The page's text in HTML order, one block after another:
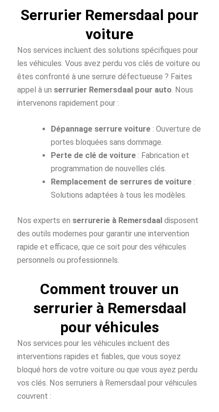
Serrurier Remersdaal pour
voiture
Nos services incluent des solutions spécifiques pour
les véhicules. Vous avez perdu vos clés de voiture ou
êtes confronté à une serrure défectueuse ? Faites
appel à un serrurier Remersdaal pour auto . Nous
intervenons rapidement pour :
Dépannage serrure voiture : Ouverture de
portes bloquées sans dommage.
Perte de clé de voiture : Fabrication et
programmation de nouvelles clés.
Remplacement de serrures de voiture :
Solutions adaptées à tous les modèles.
Nos experts en serrurerie à Remersdaal disposent
des outils modernes pour garantir une intervention
rapide et efficace, que ce soit pour des véhicules
personnels ou professionnels.
Comment trouver un
serrurier à Remersdaal
pour véhicules
Nos services pour les véhicules incluent des
interventions rapides et fiables, que vous soyez
bloqué hors de votre voiture ou que vous ayez perdu
vos clés. Nos serruriers à Remersdaal pour véhicules
couvrent :